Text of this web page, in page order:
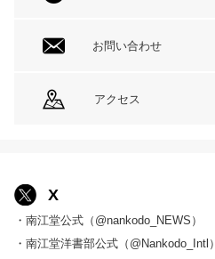
お問い合わせ
アクセス
X
・南江堂公式（@nankodo_NEWS）
・南江堂洋書部公式（@Nankodo_Intl）